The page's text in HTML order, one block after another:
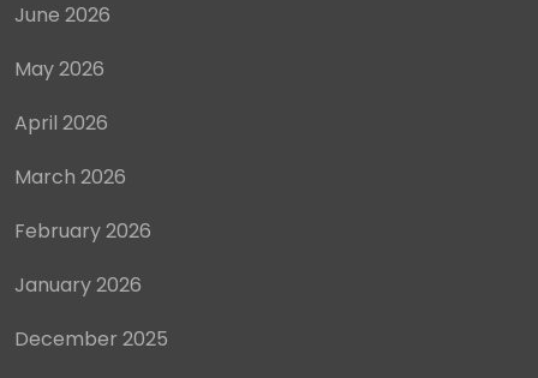
June 2026
May 2026
April 2026
March 2026
February 2026
January 2026
December 2025